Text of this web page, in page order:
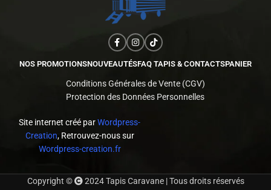
NOS PROMOTIONSNOUVEAUTÉSFAQ TAPIS & CONTACTSPANIER
Conditions Générales de Vente (CGV)
Protection des Données Personnelles
Site internet créé parWordpress-
Creation, Retrouvez-nous sur
Wordpress-creation.fr
Copyright © 2024 Tapis Caravane | Tous droits réservés